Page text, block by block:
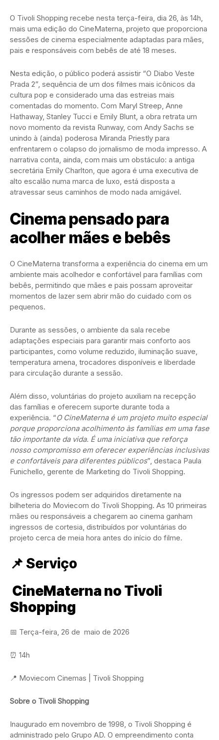
O Tivoli Shopping recebe nesta terça-feira, dia 26, às 14h,
mais uma edição do CineMaterna, projeto que proporciona
sessões de cinema especialmente adaptadas para mães,
pais e responsáveis com bebês de até 18 meses.
Nesta edição, o público poderá assistir “O Diabo Veste
Prada 2”, sequência de um dos filmes mais icônicos da
cultura pop e considerado uma das estreias mais
comentadas do momento. Com Maryl Streep, Anne
Hathaway, Stanley Tucci e Emily Blunt, a obra retrata um
novo momento da revista Runway, com Andy Sachs se
unindo à (ainda) poderosa Miranda Priestly para
enfrentarem o colapso do jornalismo de moda impresso. A
narrativa conta, ainda, com mais um obstáculo: a antiga
secretária Emily Charlton, que agora é uma executiva de
alto escalão numa marca de luxo, está disposta a
atravessar seus caminhos de modo nada amigável.
Cinema pensado para
acolher mães e bebês
O CineMaterna transforma a experiência do cinema em um
ambiente mais acolhedor e confortável para famílias com
bebês, permitindo que mães e pais possam aproveitar
momentos de lazer sem abrir mão do cuidado com os
pequenos.
Durante as sessões, o ambiente da sala recebe
adaptações especiais para garantir mais conforto aos
participantes, como volume reduzido, iluminação suave,
temperatura amena, trocadores disponíveis e liberdade
para circulação durante a sessão.
Além disso, voluntárias do projeto auxiliam na recepção
das famílias e oferecem suporte durante toda a
experiência. “O CineMaterna é um projeto muito especial
porque proporciona acolhimento às famílias em uma fase
tão importante da vida. É uma iniciativa que reforça
nosso compromisso em oferecer experiências inclusivas
e confortáveis para diferentes públicos”, destaca Paula
Funichello, gerente de Marketing do Tivoli Shopping.
Os ingressos podem ser adquiridos diretamente na
bilheteria do Moviecom do Tivoli Shopping. As 10 primeiras
mães ou responsáveis a chegarem ao cinema ganham
ingressos de cortesia, distribuídos por voluntárias do
projeto cerca de meia hora antes do início do filme.
📌 Serviço
CineMaterna no Tivoli
Shopping
📅 Terça-feira, 26 de maio de 2026
⏰ 14h
📍 Moviecom Cinemas | Tivoli Shopping
Sobre o Tivoli Shopping
Inaugurado em novembro de 1998, o Tivoli Shopping é
administrado pelo Grupo AD. O empreendimento conta